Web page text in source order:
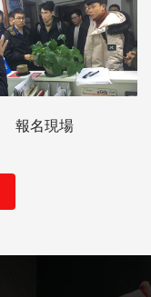
報名現場